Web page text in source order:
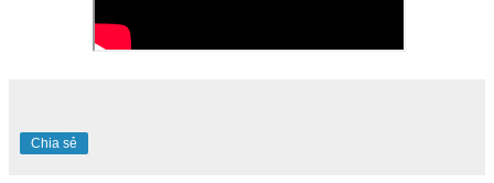
Chia sẻ